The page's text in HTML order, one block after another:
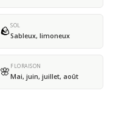
🪨SOL
Sableux, limoneux
🌸 FLORAISON
Mai, juin, juillet, août